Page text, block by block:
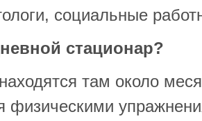
социальные
стационар?
там около
физическими